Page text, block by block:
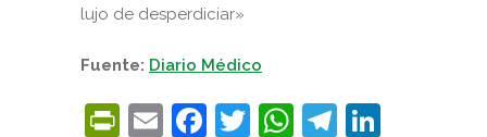
lujo de desperdiciar»
Fuente: Diario Médico
PrintFriendly
EmailFacebook
Twitter
WhatsApp